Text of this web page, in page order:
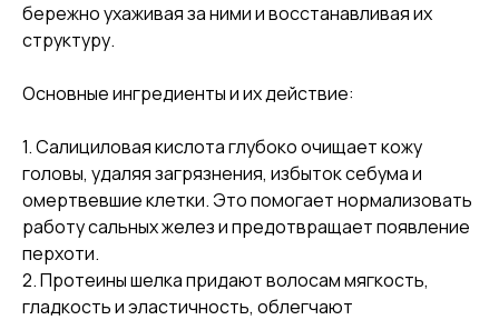
бережно ухаживая за ними и восстанавливая их
структуру.
Основные ингредиенты и их действие:
1. Салициловая кислота глубоко очищает кожу
головы, удаляя загрязнения, избыток себума и
омертвевшие клетки. Это помогает нормализовать
работу сальных желез и предотвращает появление
перхоти.
2. Протеины шелка придают волосам мягкость,
гладкость и эластичность, облегчают